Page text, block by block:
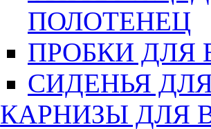
ПОЛОТЕНЕЦ
ПРОБКИ ДЛЯ
СИДЕНЬЯ
КАРНИЗЫ ДЛЯ